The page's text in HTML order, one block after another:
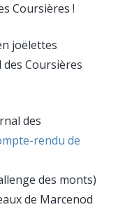
Coursières !
joëlettes
Coursières
des
rendu de
des monts)
de Marcenod